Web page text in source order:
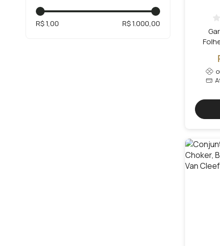
Tornozeleira
R$ 1,00 R$ 1.000,00